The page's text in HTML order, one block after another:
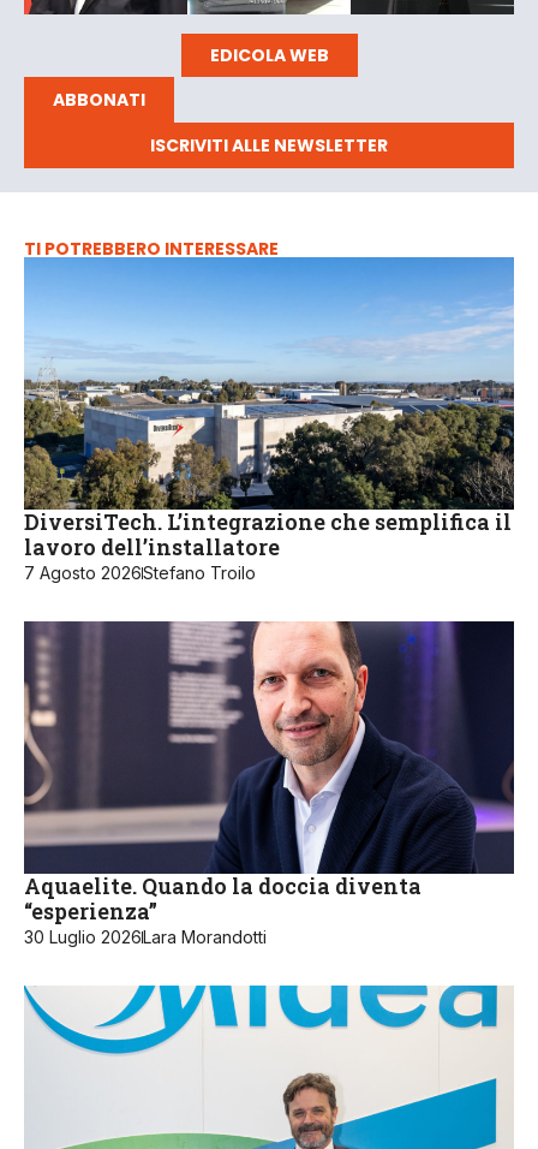
EDICOLA WEB
ABBONATI
ISCRIVITI ALLE NEWSLETTER
TI POTREBBERO INTERESSARE
DiversiTech. L’integrazione che semplifica il
lavoro dell’installatore
7 Agosto 2026Stefano Troilo
Aquaelite. Quando la doccia diventa
“esperienza”
30 Luglio 2026Lara Morandotti